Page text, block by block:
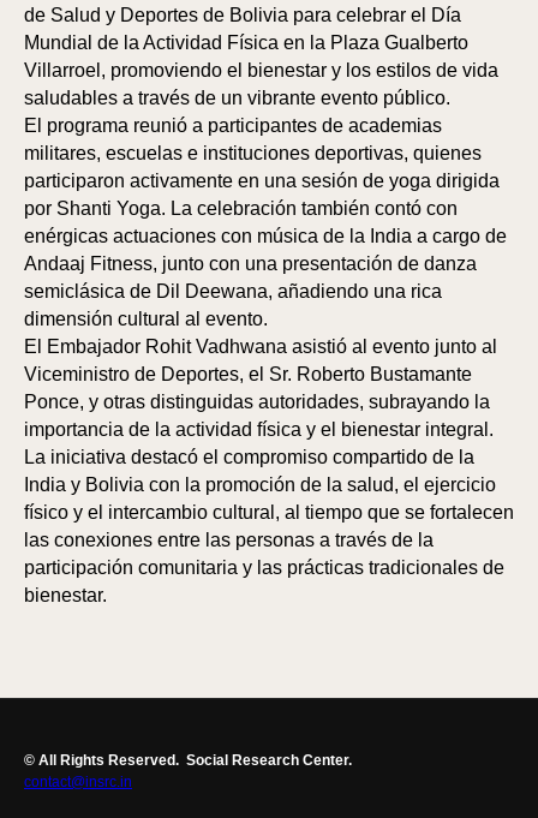
de Salud y Deportes de Bolivia para celebrar el Día
Mundial de la Actividad Física en la Plaza Gualberto
Villarroel, promoviendo el bienestar y los estilos de vida
saludables a través de un vibrante evento público.
El programa reunió a participantes de academias
militares, escuelas e instituciones deportivas, quienes
participaron activamente en una sesión de yoga dirigida
por Shanti Yoga. La celebración también contó con
enérgicas actuaciones con música de la India a cargo de
Andaaj Fitness, junto con una presentación de danza
semiclásica de Dil Deewana, añadiendo una rica
dimensión cultural al evento.
El Embajador Rohit Vadhwana asistió al evento junto al
Viceministro de Deportes, el Sr. Roberto Bustamante
Ponce, y otras distinguidas autoridades, subrayando la
importancia de la actividad física y el bienestar integral.
La iniciativa destacó el compromiso compartido de la
India y Bolivia con la promoción de la salud, el ejercicio
físico y el intercambio cultural, al tiempo que se fortalecen
las conexiones entre las personas a través de la
participación comunitaria y las prácticas tradicionales de
bienestar.
© All Rights Reserved. Social Research Center.
contact@insrc.in